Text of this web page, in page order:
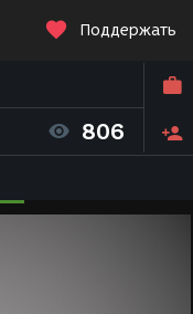
Поддержать
806